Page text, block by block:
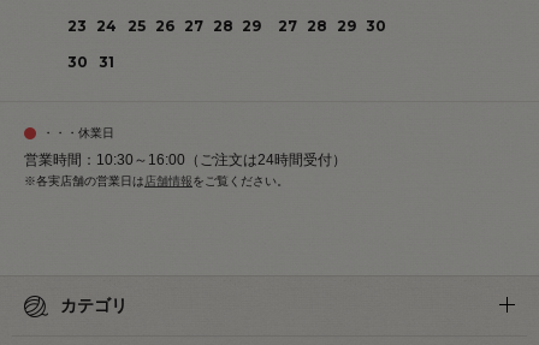
23
24 25 26 27 28 29
30
31
27 28 29 30
・・・休業日
営業時間：10:30～16:00（ご注文は24時間受付）
※各実店舗の営業日は 店舗情報をご覧ください。
カテゴリ